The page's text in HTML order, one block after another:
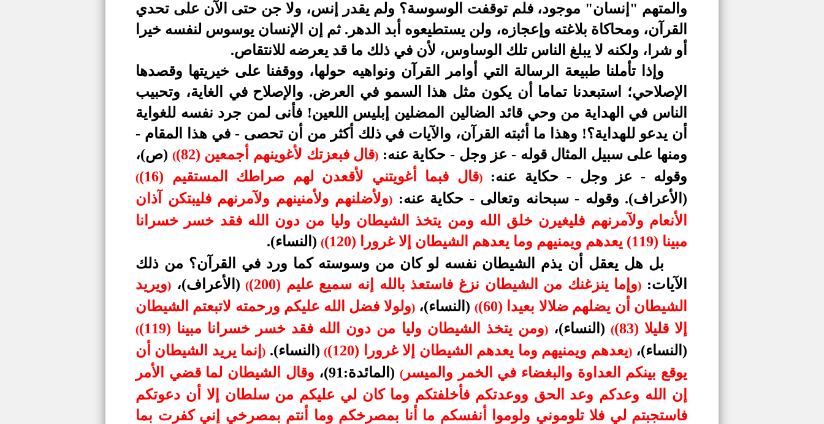
والمتهم "إنسان" موجود، فلم توقفت الوسوسة؟ ولم يقدر إنس، ولا جن حتى الآن على تحدي
القرآن، ومحاكاة بلاغته وإعجازه، ولن يستطيعوه أبد الدهر. ثم إن الإنسان يوسوس لنفسه خيرا
أو شرا، ولكنه لا يبلغ الناس تلك الوساوس، لأن في ذلك ما قد يعرضه للانتقاص.
وإذا تأملنا طبيعة الرسالة التي أوامر القرآن ونواهيه حولها، ووقفنا على خيريتها وقصدها
الإصلاحي؛ استبعدنا تماما أن يكون مثل هذا السمو في العرض. والإصلاح في الغاية، وتحبيب
الناس في الهداية من وحي قائد الضالين المضلين إبليس اللعين! فأنى لمن جرد نفسه للغواية
أن يدعو للهداية؟! وهذا ما أثبته القرآن، والآيات في ذلك أكثر من أن تحصى - في هذا المقام -
ومنها على سبيل المثال قوله - عز وجل - حكاية عنه: )قال فبعزتك لأغوينهم أجمعين (82) ( (ص)،
وقوله - عز وجل - حكاية عنه:
)قال فبما أغويتني لأقعدن لهم صراطك المستقيم (16) (
(الأعراف). وقوله - سبحانه وتعالى - حكاية عنه: )ولأضلنهم ولأمنينهم ولآمرنهم فليبتكن آذان
الأنعام ولآمرنهم فليغيرن خلق الله ومن يتخذ الشيطان وليا من دون الله فقد خسر خسرانا
مبينا (119) يعدهم ويمنيهم وما يعدهم الشيطان إلا غرورا (120)
( (النساء).
بل هل يعقل أن يذم الشيطان نفسه لو كان من وسوسته كما ورد في القرآن؟ من ذلك
الآيات: )وإما ينزغنك من الشيطان نزغ فاستعذ بالله إنه سميع عليم (200) ((الأعراف)، )ويريد
الشيطان أن يضلهم ضلالا بعيدا (60)
( (النساء)، )ولولا فضل الله عليكم ورحمته لاتبعتم الشيطان
إلا قليلا (83)
( (النساء)، )ومن يتخذ الشيطان وليا من دون الله فقد خسر خسرانا مبينا (119) (
(النساء)، )يعدهم ويمنيهم وما يعدهم الشيطان إلا غرورا (120) ((النساء). )إنما يريد الشيطان أن
يوقع بينكم العداوة والبغضاء في الخمر والميسر ((المائدة:91)،
وقال الشيطان لما قضي الأمر
إن الله وعدكم وعد الحق ووعدتكم فأخلفتكم وما كان لي عليكم من سلطان إلا أن دعوتكم
فاستجبتم لي فلا تلوموني ولوموا أنفسكم ما أنا بمصرخكم وما أنتم بمصرخي إني كفرت بما